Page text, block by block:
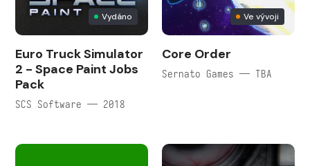
Vydáno
Euro Truck Simulator
2 - Space Paint Jobs
Pack
SCS Software — 2018
Ve vývoji
Core Order
Sernato Games — TBA